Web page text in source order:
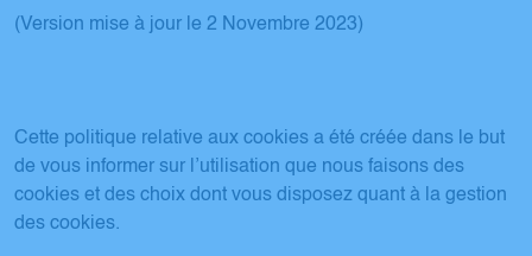
CONTRATS OBSÈQUES
CÉRÉMONIE CIVILE
ESPACES HOMMAGES
ESPACE FAMILLE
(Version mise à jour le 2 Novembre 2023)
Cette politique relative aux cookies a été créée dans le but
de vous informer sur l’utilisation que nous faisons des
cookies et des choix dont vous disposez quant à la gestion
des cookies.